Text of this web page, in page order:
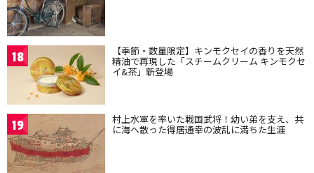
18 【季節・数量限定】キンモクセイの香りを天然
精油で再現した「スチームクリーム キンモクセ
イ&茶」新登場
19 村上水軍を率いた戦国武将！幼い弟を支え、共
に海へ散った得居通幸の波乱に満ちた生涯